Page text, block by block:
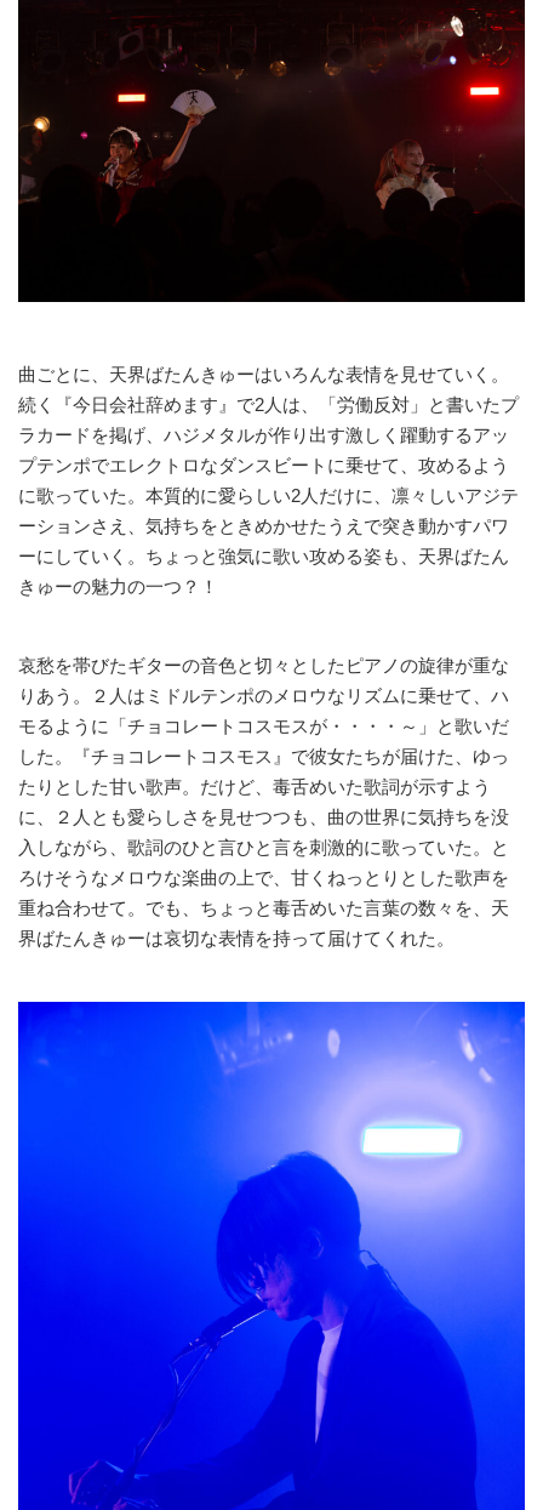
曲ごとに、天界ばたんきゅーはいろんな表情を見せていく。
続く『今日会社辞めます』で2人は、「労働反対」と書いたプ
ラカードを掲げ、ハジメタルが作り出す激しく躍動するアッ
プテンポでエレクトロなダンスビートに乗せて、攻めるよう
に歌っていた。本質的に愛らしい2人だけに、凛々しいアジテ
ーションさえ、気持ちをときめかせたうえで突き動かすパワ
ーにしていく。ちょっと強気に歌い攻める姿も、天界ばたん
きゅーの魅力の一つ？！
哀愁を帯びたギターの音色と切々としたピアノの旋律が重な
りあう。２人はミドルテンポのメロウなリズムに乗せて、ハ
モるように「チョコレートコスモスが・・・・～」と歌いだ
した。『チョコレートコスモス』で彼女たちが届けた、ゆっ
たりとした甘い歌声。だけど、毒舌めいた歌詞が示すよう
に、２人とも愛らしさを見せつつも、曲の世界に気持ちを没
入しながら、歌詞のひと言ひと言を刺激的に歌っていた。と
ろけそうなメロウな楽曲の上で、甘くねっとりとした歌声を
重ね合わせて。でも、ちょっと毒舌めいた言葉の数々を、天
界ばたんきゅーは哀切な表情を持って届けてくれた。